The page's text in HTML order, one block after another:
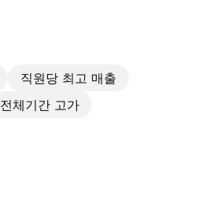
직원당 최고 매출
전체기간 고가